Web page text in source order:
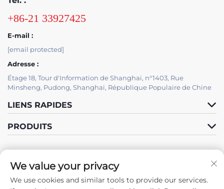
+86-21 33927425
E-mail :
[email protected]
Adresse :
Étage 18, Tour d'Information de Shanghai, n°1403, Rue
Minsheng, Pudong, Shanghai, République Populaire de Chine
LIENS RAPIDES
PRODUITS
SOUTIEN INFORMATIQUE
PAR JUTU
We value your privacy
We use cookies and similar tools to provide our services.